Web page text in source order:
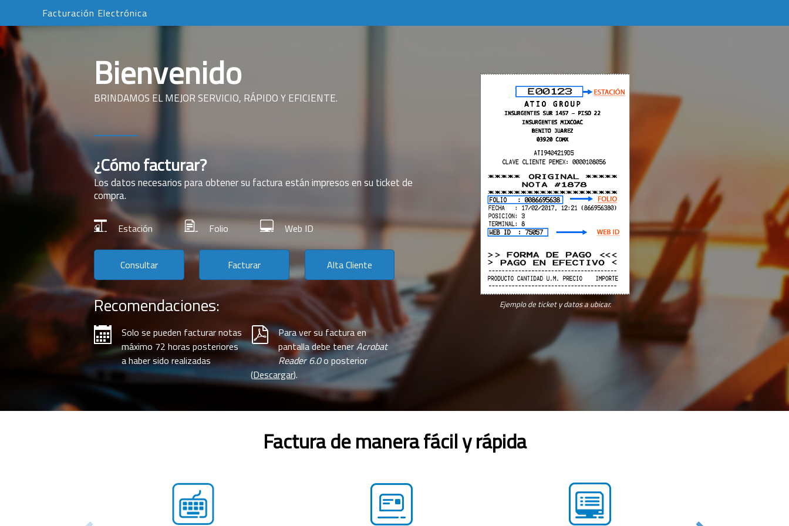
Facturación Electrónica
Bienvenido
BRINDAMOS EL MEJOR SERVICIO, RÁPIDO Y EFICIENTE.
¿Cómo facturar?
Los datos necesarios para obtener su factura están impresos en su ticket de
compra.
Estación Folio Web ID
Consultar Facturar Alta Cliente
Recomendaciones:
Solo se pueden facturar notas
máximo 72 horas posteriores
a haber sido realizadas
Para ver su factura en
pantalla debe tenerAcrobat
Reader 6.0o posterior
(Descargar).
Ejemplo de ticket y datos a ubicar.
Factura de manera fácil y rápida